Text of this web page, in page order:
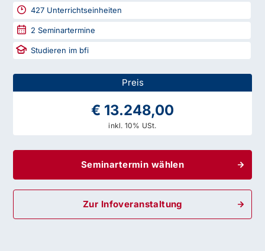
427 Unterrichtseinheiten
2 Seminartermine
Studieren im bfi
Preis
€ 13.248,00
inkl. 10% USt.
Seminartermin wählen
Zur Infoveranstaltung